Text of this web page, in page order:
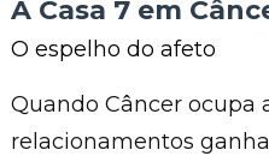
A Casa 7 em
O espelho do afeto
Quando Câncer ocupa
relacionamentos